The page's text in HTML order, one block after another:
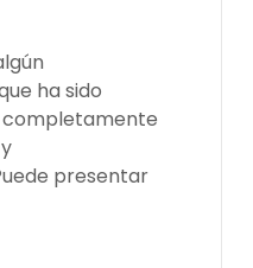
ha sido
completamente
presentar